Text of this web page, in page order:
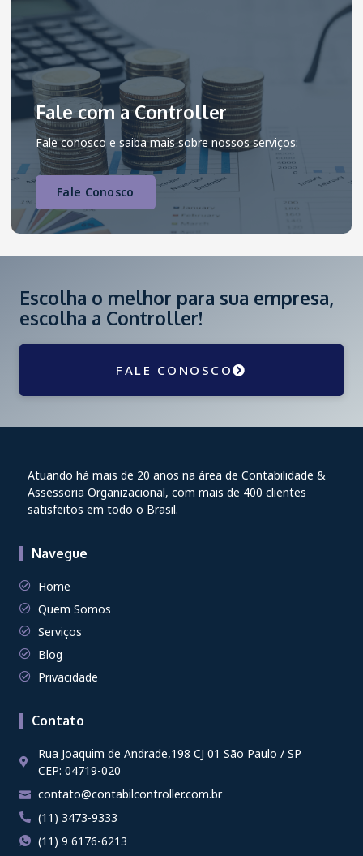
Fale com a Controller
Fale conosco e saiba mais sobre nossos serviços:
Fale Conosco
Escolha o melhor para sua empresa,
escolha a Controller!
FALE CONOSCO
Atuando há mais de 20 anos na área de Contabilidade &
Assessoria Organizacional, com mais de 400 clientes
satisfeitos em todo o Brasil.
Navegue
Home
Quem Somos
Serviços
Blog
Privacidade
Contato
Rua Joaquim de Andrade,198 CJ 01 São Paulo / SP
CEP: 04719-020
contato@contabilcontroller.com.br
(11) 3473-9333
(11) 9 6176-6213